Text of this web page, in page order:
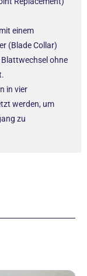
einem
(Blade Collar)
ohne
in vier
werden, um
zu